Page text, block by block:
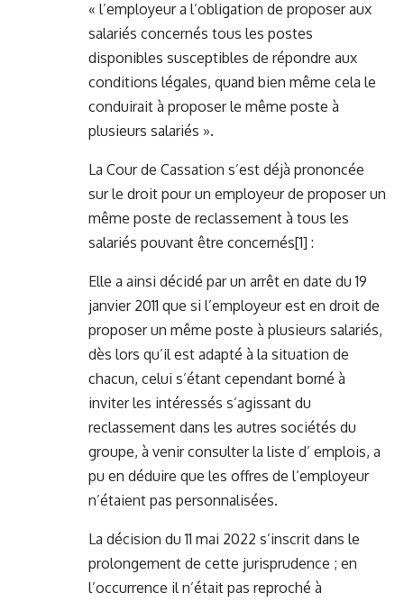
« l’employeur a l’obligation de proposer aux
salariés concernés tous les postes
disponibles susceptibles de répondre aux
conditions légales, quand bien même cela le
conduirait à proposer le même poste à
plusieurs salariés ».
La Cour de Cassation s’est déjà prononcée
sur le droit pour un employeur de proposer un
même poste de reclassement à tous les
salariés pouvant être concernés[1] :
Elle a ainsi décidé par un arrêt en date du 19
janvier 2011 que si l’employeur est en droit de
proposer un même poste à plusieurs salariés,
dès lors qu’il est adapté à la situation de
chacun, celui s’étant cependant borné à
inviter les intéressés s’agissant du
reclassement dans les autres sociétés du
groupe, à venir consulter la liste d’ emplois, a
pu en déduire que les offres de l’employeur
n’étaient pas personnalisées.
La décision du 11 mai 2022 s’inscrit dans le
prolongement de cette jurisprudence ; en
l’occurrence il n’était pas reproché à